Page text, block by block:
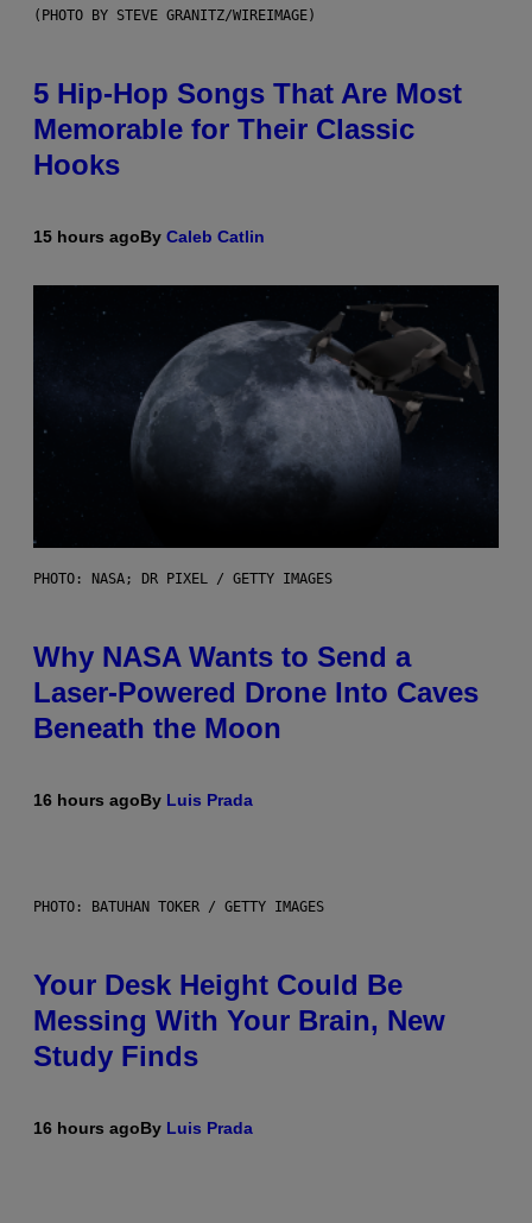
(PHOTO BY STEVE GRANITZ/WIREIMAGE)
5 Hip-Hop Songs That Are Most
Memorable for Their Classic
Hooks
15 hours agoBy Caleb Catlin
PHOTO: NASA; DR PIXEL / GETTY IMAGES
Why NASA Wants to Send a
Laser-Powered Drone Into Caves
Beneath the Moon
16 hours agoBy Luis Prada
PHOTO: BATUHAN TOKER / GETTY IMAGES
Your Desk Height Could Be
Messing With Your Brain, New
Study Finds
16 hours agoBy Luis Prada